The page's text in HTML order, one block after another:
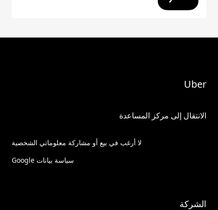
Uber
الانتقال إلى مركز المساعدة
لا أرغب في بيع أو مشاركة معلوماتي الشخصية
سياسة بيانات Google
الشركة